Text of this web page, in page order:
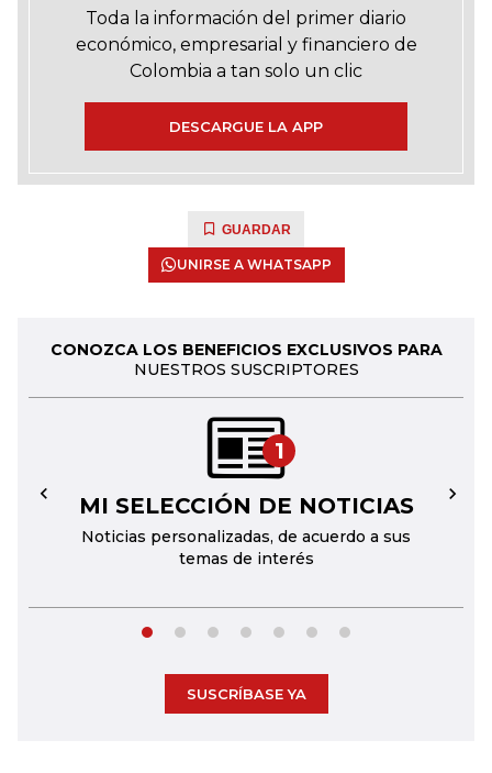
Toda la información del primer diario
económico, empresarial y financiero de
Colombia a tan solo un clic
DESCARGUE LA APP
GUARDAR
UNIRSE A WHATSAPP
CONOZCA LOS BENEFICIOS EXCLUSIVOS PARA
NUESTROS SUSCRIPTORES
1
MI SELECCIÓN DE NOTICIAS
Noticias personalizadas, de acuerdo a sus
temas de interés
← →
SUSCRÍBASE YA